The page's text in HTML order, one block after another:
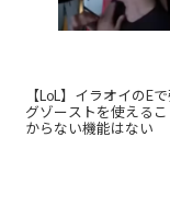
【LoL】イラオイのE
グゾーストを使える
からない機能はない